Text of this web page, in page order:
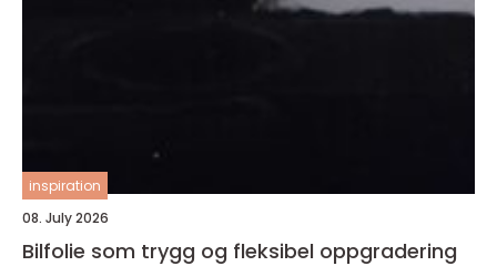
inspiration
08. July 2026
Bilfolie som trygg og fleksibel oppgradering